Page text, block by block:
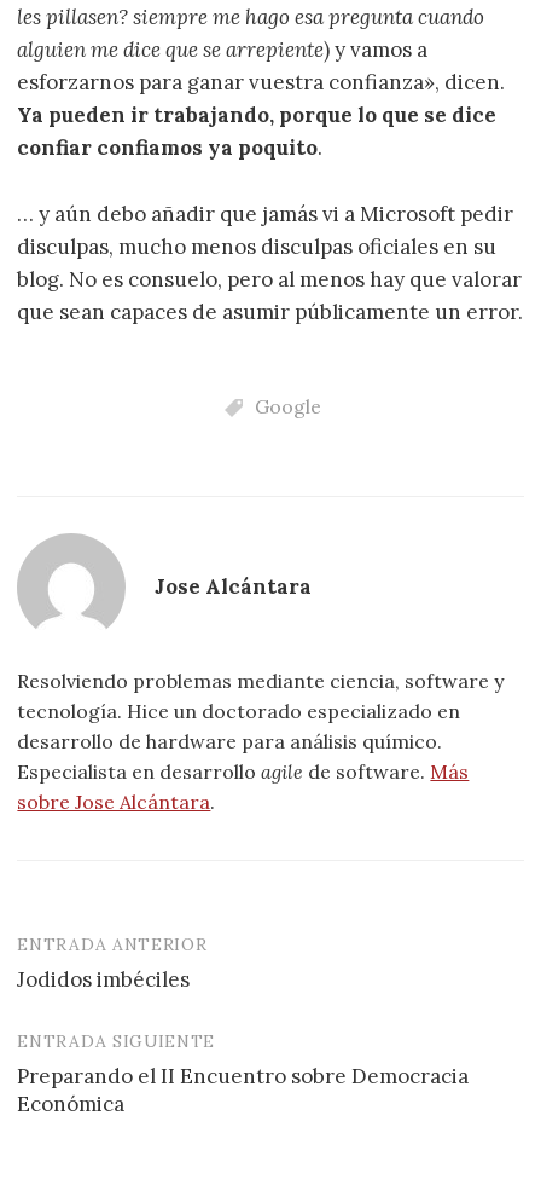
les pillasen? siempre me hago esa pregunta cuando
alguien me dice que se arrepiente) y vamos a
esforzarnos para ganar vuestra confianza», dicen.
Ya pueden ir trabajando, porque lo que se dice
confiar confiamos ya poquito.
… y aún debo añadir que jamás vi a Microsoft pedir
disculpas, mucho menos disculpas oficiales en su
blog. No es consuelo, pero al menos hay que valorar
que sean capaces de asumir públicamente un error.
Google
Jose Alcántara
Resolviendo problemas mediante ciencia, software y
tecnología. Hice un doctorado especializado en
desarrollo de hardware para análisis químico.
Especialista en desarrolloagile de software. Más
sobre Jose Alcántara.
Navegación
de
entradas
ENTRADA ANTERIOR
Jodidos imbéciles
ENTRADA SIGUIENTE
Preparando el II Encuentro sobre Democracia
Económica